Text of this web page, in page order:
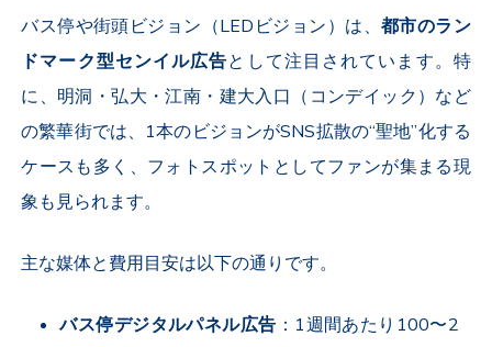
バス停や街頭ビジョン（LED ビジョン）は、 都市のラン
ドマーク型センイル広告として注目されています。特
に、明洞・弘大・江南・建大入口（コンデイック）など
の繁華街では、 1本のビジョンがSNS拡散の“聖地”化する
ケースも多く、フォトスポットとしてファンが集まる現
象も見られます。
主な媒体と費用目安は以下の通りです。
バス停デジタルパネル広告 ： 1週間あたり 100〜2